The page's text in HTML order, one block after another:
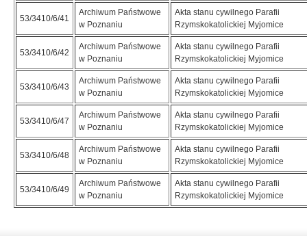
53/3410/6/41
Archiwum Państwowe
w Poznaniu
Akta stanu cywilnego Parafii
Rzymskokatolickiej Myjomice
53/3410/6/42
Archiwum Państwowe
w Poznaniu
Akta stanu cywilnego Parafii
Rzymskokatolickiej Myjomice
53/3410/6/43
Archiwum Państwowe
w Poznaniu
Akta stanu cywilnego Parafii
Rzymskokatolickiej Myjomice
53/3410/6/47
Archiwum Państwowe
w Poznaniu
Akta stanu cywilnego Parafii
Rzymskokatolickiej Myjomice
53/3410/6/48
Archiwum Państwowe
w Poznaniu
Akta stanu cywilnego Parafii
Rzymskokatolickiej Myjomice
53/3410/6/49
Archiwum Państwowe
w Poznaniu
Akta stanu cywilnego Parafii
Rzymskokatolickiej Myjomice